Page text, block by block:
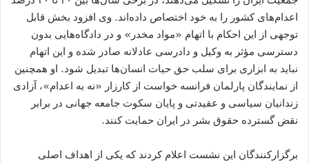
اعدام‌های کشور را به خود اختصاص داده‌اند. وی افزود بخش قابل
توجهی از این احکام با اتهام «مواد مخدر» و در دادگاه‌هایی بدون
دسترسی مؤثر به وکیل و دادرسی عادلانه صادر شده و این اتهام
نباید به ابزاری برای سلب حق حیات انسان‌ها تبدیل شود. او همچنین
از نمایندگان پارلمان فرانسه خواست از کارزار «نه به اعدام»، آزادی
زندانیان سیاسی و عقیدتی و پایان سکوت جامعه جهانی در برابر
نقض گسترده حقوق بشر در ایران حمایت کنند.
برگزارکنندگان این نشست اعلام کردند که یکی از اهداف اصلی